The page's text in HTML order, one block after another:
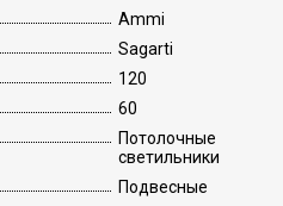
Ammi
Sagarti
120
60
Потолочные
светильники
Подвесные